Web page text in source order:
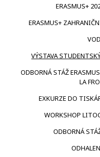
ERASMUS+
ERASMUS+
VÝSTAVA
ODBORNÁ STÁŽ
LA
EXKURZE DO
WORKSHOP
ODBORNÁ